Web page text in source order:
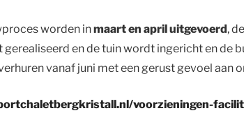
worden inmaart en april uitgevoerd,
en de tuin wordt ingericht en de
vanaf juni met een gerust gevoel aan
voorzieningen-